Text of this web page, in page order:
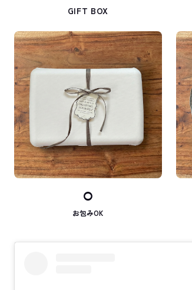
GIFT BOX
⚪︎
お包みOK